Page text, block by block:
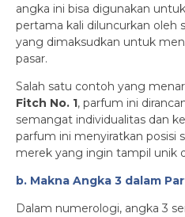
angka ini bisa digunakan
pertama kali diluncurkan oleh
yang dimaksudkan untuk
pasar.
Salah satu contoh yang
Fitch No. 1, parfum ini
semangat individualitas dan
parfum ini menyiratkan posisi
merek yang ingin tampil unik
b. Makna Angka 3 dalam
Dalam numerologi, angka 3